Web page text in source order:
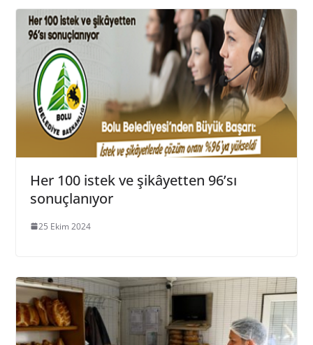
Her 100 istek ve şikâyetten 96’sı
sonuçlanıyor
25 Ekim 2024